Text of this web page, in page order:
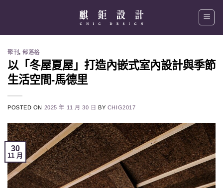
聚刊,部落格
以「冬屋夏屋」打造內嵌式室內設計與季節
生活空間-馬德里
POSTED ON 2025 年 11 月 30 日 BY CHIG2017
30
11 月